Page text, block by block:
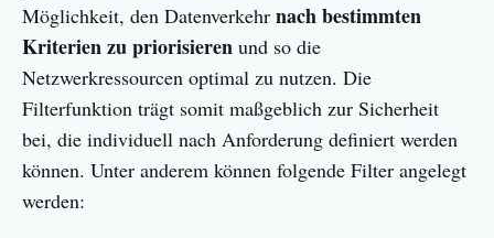
Möglichkeit, den Datenverkehr nach bestimmten
Kriterien zu priorisieren und so die
Netzwerkressourcen optimal zu nutzen. Die
Filterfunktion trägt somit maßgeblich zur Sicherheit
bei, die individuell nach Anforderung definiert werden
können. Unter anderem können folgende Filter angelegt
werden: